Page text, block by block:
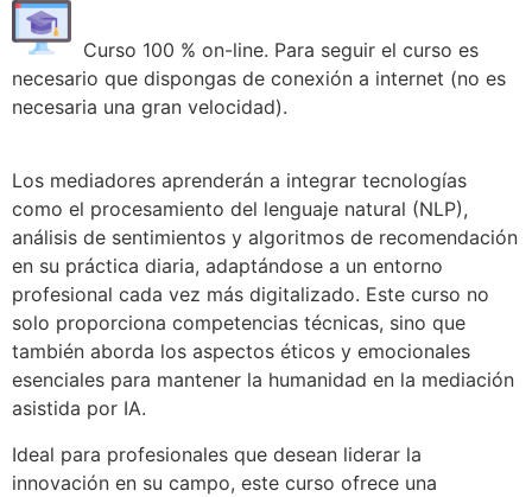
Curso 100 % on-line. Para seguir el curso es
necesario que dispongas de conexión a internet (no es
necesaria una gran velocidad).
Los mediadores aprenderán a integrar tecnologías
como el procesamiento del lenguaje natural (NLP),
análisis de sentimientos y algoritmos de recomendación
en su práctica diaria, adaptándose a un entorno
profesional cada vez más digitalizado. Este curso no
solo proporciona competencias técnicas, sino que
también aborda los aspectos éticos y emocionales
esenciales para mantener la humanidad en la mediación
asistida por IA.
Ideal para profesionales que desean liderar la
innovación en su campo, este curso ofrece una